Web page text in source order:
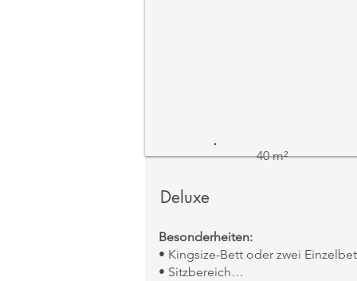
40 m²
Deluxe
Besonderheiten:
• Kingsize-Bett oder zwei
• Sitzbereich